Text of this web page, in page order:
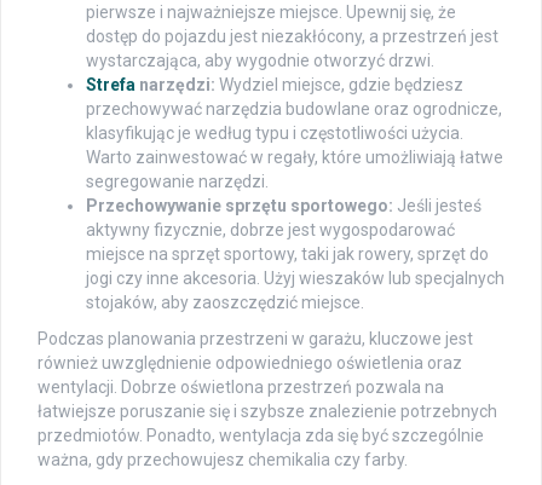
pierwsze i najważniejsze miejsce. Upewnij się, że
dostęp do pojazdu jest niezakłócony, a przestrzeń jest
wystarczająca, aby wygodnie otworzyć drzwi.
Strefa narzędzi: Wydziel miejsce, gdzie będziesz
przechowywać narzędzia budowlane oraz ogrodnicze,
klasyfikując je według typu i częstotliwości użycia.
Warto zainwestować w regały, które umożliwiają łatwe
segregowanie narzędzi.
Przechowywanie sprzętu sportowego: Jeśli jesteś
aktywny fizycznie, dobrze jest wygospodarować
miejsce na sprzęt sportowy, taki jak rowery, sprzęt do
jogi czy inne akcesoria. Użyj wieszaków lub specjalnych
stojaków, aby zaoszczędzić miejsce.
Podczas planowania przestrzeni w garażu, kluczowe jest
również uwzględnienie odpowiedniego oświetlenia oraz
wentylacji. Dobrze oświetlona przestrzeń pozwala na
łatwiejsze poruszanie się i szybsze znalezienie potrzebnych
przedmiotów. Ponadto, wentylacja zda się być szczególnie
ważna, gdy przechowujesz chemikalia czy farby.